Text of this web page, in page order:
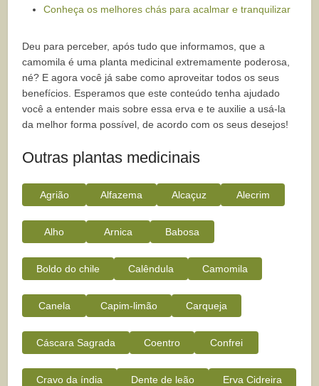
Conheça os melhores chás para acalmar e tranquilizar
Deu para perceber, após tudo que informamos, que a
camomila é uma planta medicinal extremamente poderosa,
né? E agora você já sabe como aproveitar todos os seus
benefícios. Esperamos que este conteúdo tenha ajudado
você a entender mais sobre essa erva e te auxilie a usá-la
da melhor forma possível, de acordo com os seus desejos!
Outras plantas medicinais
Agrião Alfazema Alcaçuz Alecrim
Alho Arnica Babosa
Boldo do chile Calêndula Camomila
Canela Capim-limão Carqueja
Cáscara Sagrada Coentro Confrei
Cravo da índia Dente de leão Erva Cidreira